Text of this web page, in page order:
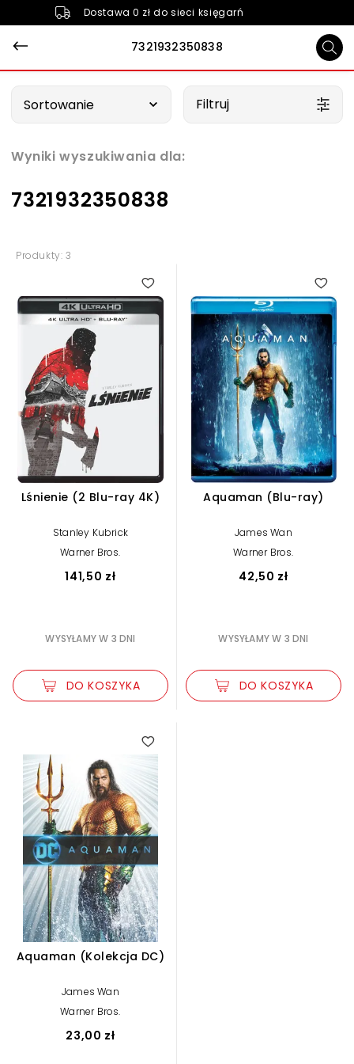
Dostawa 0 zł do sieci księgarń
7321932350838
Wyniki wyszukiwania dla:
7321932350838
Sortowanie Filtruj
Produkty: 3
Lśnienie (2 Blu-ray 4K)
Stanley Kubrick
Warner Bros.
141,50 zł
WYSYŁAMY W 3 DNI
DO KOSZYKA
Aquaman (Blu-ray)
James Wan
Warner Bros.
42,50 zł
WYSYŁAMY W 3 DNI
DO KOSZYKA
Aquaman (Kolekcja DC)
James Wan
Warner Bros.
23,00 zł